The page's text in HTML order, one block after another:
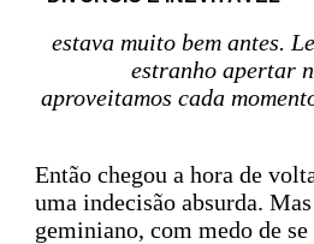
estava muito bem antes.
estranho apertar
aproveitamos cada
Então chegou a hora de
uma indecisão absurda.
geminiano, com medo de